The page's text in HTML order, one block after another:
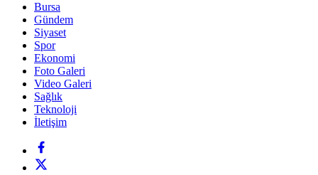
Bursa
Gündem
Siyaset
Spor
Ekonomi
Foto Galeri
Video Galeri
Sağlık
Teknoloji
İletişim